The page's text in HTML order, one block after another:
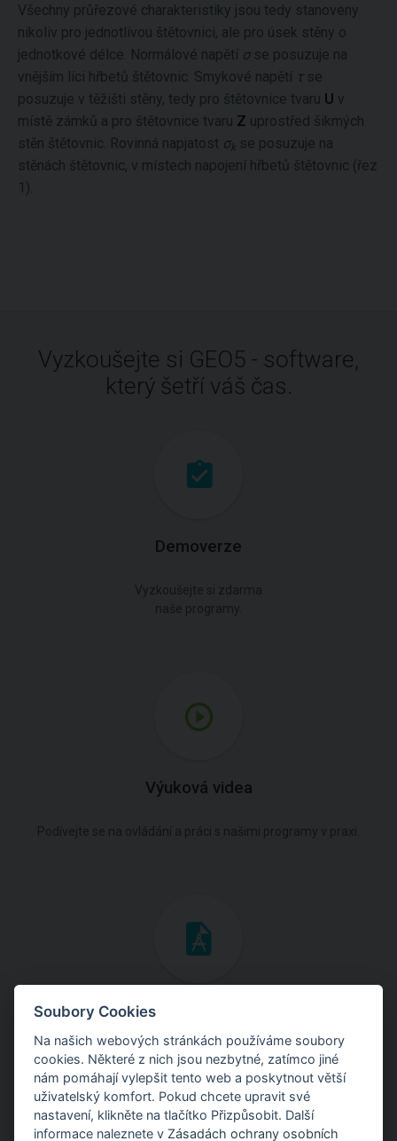
Všechny průřezové charakteristiky jsou tedy stanoveny
nikoliv pro jednotlivou štětovnici, ale pro úsek stěny o
jednotkové délce. Normálové napětí σ se posuzuje na
vnějším líci hřbetů štětovnic. Smykové napětí τ se
posuzuje v těžišti stěny, tedy pro štětovnice tvaru U v
místě zámků a pro štětovnice tvaru Z uprostřed šikmých
stěn štětovnic. Rovinná napjatost σk se posuzuje na
stěnách štětovnic, v místech napojení hřbetů štětovnic (řez
1).
Vyzkoušejte si GEO5 - software,
který šetří váš čas.
Demoverze
Výuková videa
Inženýrské manuály
Stáhněte si manuály s teoretickými i praktickými ukázkami
použití programů.
Soubory Cookies
Na našich webových stránkách používáme soubory
cookies. Některé z nich jsou nezbytné, zatímco jiné
nám pomáhají vylepšit tento web a poskytnout větší
uživatelský komfort. Pokud chcete upravit své
nastavení, klikněte na tlačítko Přizpůsobit. Další
informace naleznete v Zásadách ochrany osobních